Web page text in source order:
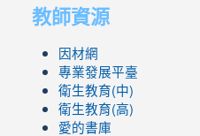
教師資源
因材網
專業發展平臺
衛生教育(中)
衛生教育(高)
愛的書庫